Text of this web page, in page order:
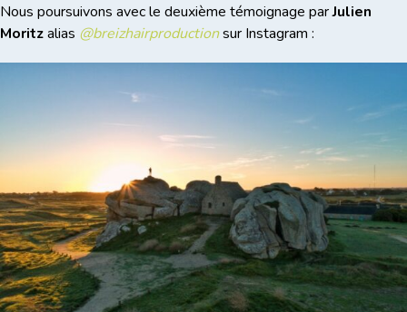
Nous poursuivons avec le deuxième témoignage parJulien
Moritzalias @breizhairproductionsur Instagram :